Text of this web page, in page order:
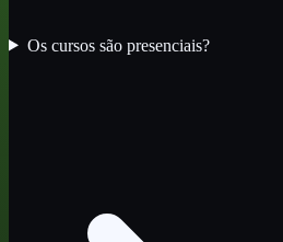
Os cursos são presenciais?